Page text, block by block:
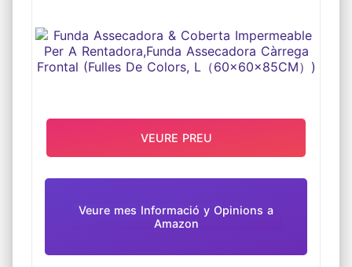
CÀRREGA FRONTAL (FULLES DE
COLORS, L（60X60X85CM）)
Veure mes Informació y Opinions a
Amazon
VEURE PREU